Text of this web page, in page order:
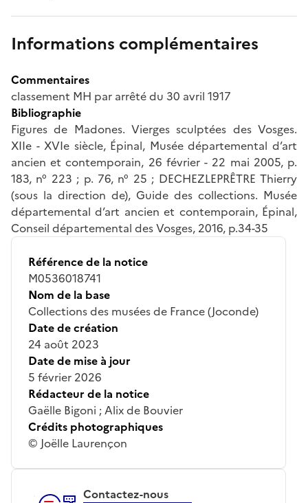
Informations complémentaires
Commentaires
classement MH par arrêté du 30 avril 1917
Bibliographie
Figures de Madones. Vierges sculptées des Vosges.
XIIe - XVIe siècle, Épinal, Musée départemental d’art
ancien et contemporain, 26 février - 22 mai 2005, p.
183, n° 223 ; p. 76, n° 25 ; DECHEZLEPRÊTRE Thierry
(sous la direction de), Guide des collections. Musée
départemental d’art ancien et contemporain, Épinal,
Conseil départemental des Vosges, 2016, p.34-35
Référence de la notice
M0536018741
Nom de la base
Collections des musées de France (Joconde)
Date de création
24 août 2023
Date de mise à jour
5 février 2026
Rédacteur de la notice
Gaëlle Bigoni ; Alix de Bouvier
Crédits photographiques
© Joëlle Laurençon
Contactez-nous